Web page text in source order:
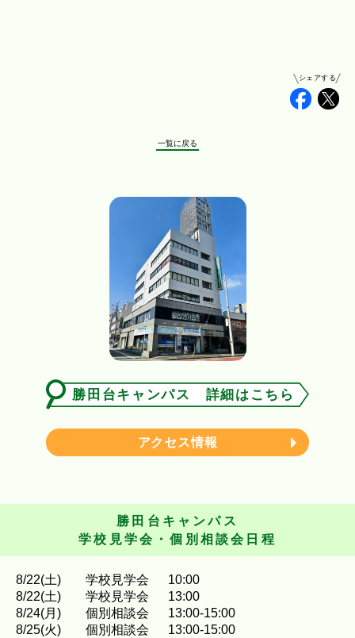
シェアする
一覧に戻る
勝田台キャンパス 詳細はこちら
アクセス情報
勝田台キャンパス
学校見学会・個別相談会日程
8/22(土) 学校見学会
10:00
8/22(土) 学校見学会
13:00
8/24(月) 個別相談会
13:00-15:00
8/25(火) 個別相談会
13:00-15:00